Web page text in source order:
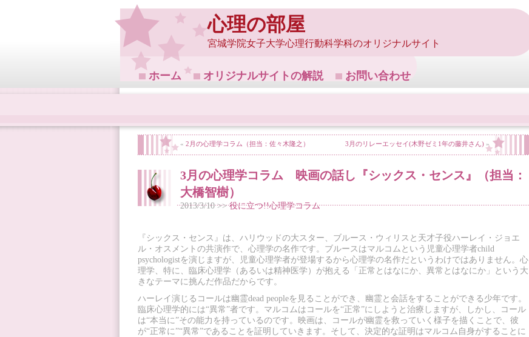
心理の部屋
宮城学院女子大学心理行動科学科のオリジナルサイト
ホーム オリジナルサイトの解説 お問い合わせ
« 2月の心理学コラム（担当：佐々木隆之） 3月のリレーエッセイ(木野ゼミ1年の藤井さん) »
3月の心理学コラム 映画の話し『シックス・センス』（担当：
大橋智樹）
2013/3/10 >>役に立つ!!心理学コラム
『シックス・センス』は、ハリウッドの大スター、ブルース・ウィリスと天才子役ハーレイ・ジョエ
ル・オスメントの共演作で、心理学の名作です。ブルースはマルコムという児童心理学者child
psychologistを演じますが、児童心理学者が登場するから心理学の名作だというわけではありません。心
理学、特に、臨床心理学（あるいは精神医学）が抱える「正常とはなにか、異常とはなにか」という大
きなテーマに挑んだ作品だからです。
ハーレイ演じるコールは幽霊dead peopleを見ることができ、幽霊と会話をすることができる少年です。
臨床心理学的には“異常”者です。マルコムはコールを“正常”にしようと治療しますが、しかし、コール
は“本当に”その能力を持っているのです。映画は、コールが幽霊を救っていく様子を描くことで、彼
が“正常に”“異常”であることを証明していきます。そして、決定的な証明はマルコム自身がすることに